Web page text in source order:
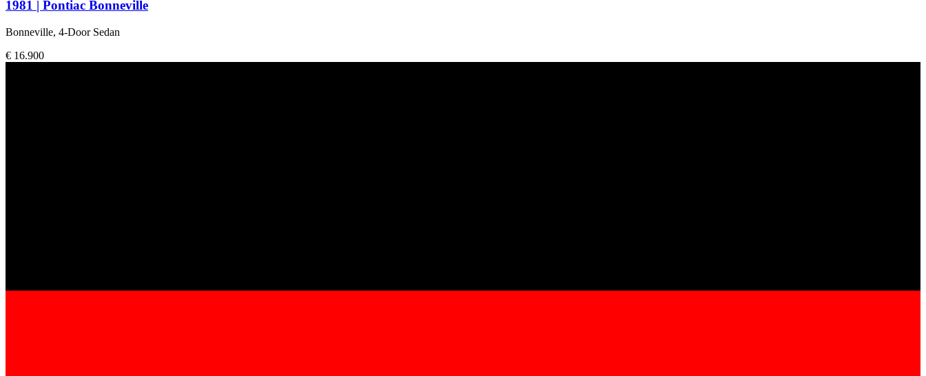
1981 | Pontiac Bonneville
Bonneville, 4-Door Sedan
€ 16.900